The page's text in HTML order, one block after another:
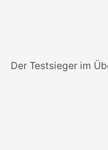
Der Testsieger im